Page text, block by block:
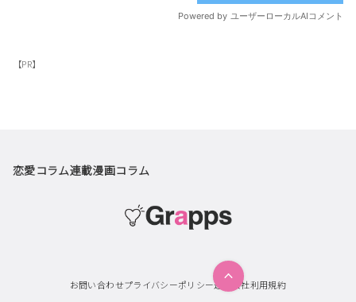
【PR】
恋愛コラム連載漫画コラム
お問い合わせプライバシーポリシー運営会社利用規約